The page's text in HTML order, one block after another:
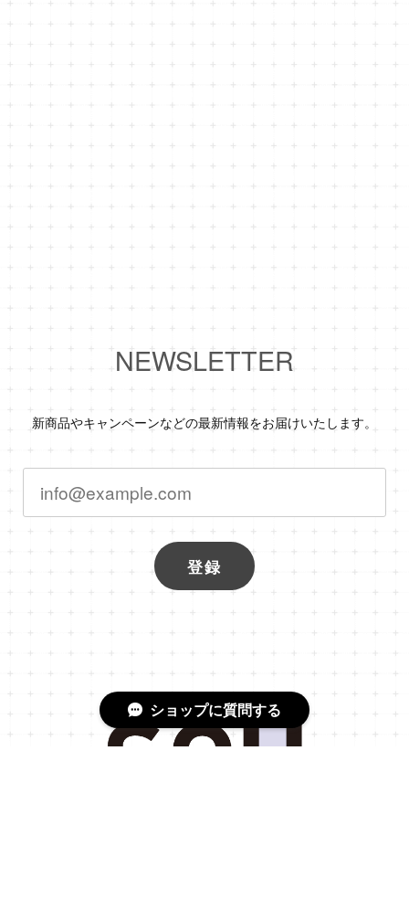
NEWSLETTER
新商品やキャンペーンなどの最新情報をお届けいたします。
登録
ショップに質問する